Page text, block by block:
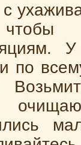
с
чтобы
по